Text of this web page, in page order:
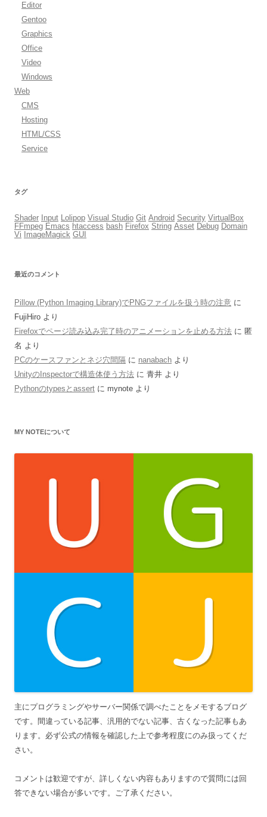
Editor
Gentoo
Graphics
Office
Video
Windows
Web
CMS
Hosting
HTML/CSS
Service
タグ
Shader Input Lolipop Visual Studio Git Android Security VirtualBox
FFmpeg Emacs htaccess bash Firefox String Asset Debug Domain
Vi
ImageMagick GUI
最近のコメント
Pillow (Python Imaging Library)でPNGファイルを扱う時の注意 に
FujiHiro より
Firefoxでページ読み込み完了時のアニメーションを止める方法 に 匿
名 より
PCのケースファンとネジ穴間隔 に nanabach より
UnityのInspectorで構造体使う方法 に 青井 より
Pythonのtypesとassert に mynote より
MY NOTEについて
主にプログラミングやサーバー関係で調べたことをメモするブログ
です。間違っている記事、汎用的でない記事、古くなった記事もあ
ります。必ず公式の情報を確認した上で参考程度にのみ扱ってくだ
さい。
コメントは歓迎ですが、詳しくない内容もありますので質問には回
答できない場合が多いです。ご了承ください。